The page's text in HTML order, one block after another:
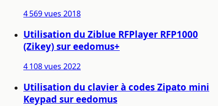
4 569 vues 2018
Utilisation du Ziblue RFPlayer RFP1000
(Zikey) sur eedomus+
4 108 vues 2022
Utilisation du clavier à codes Zipato mini
Keypad sur eedomus